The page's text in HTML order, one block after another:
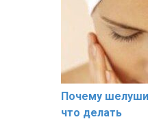
Почему
что делать